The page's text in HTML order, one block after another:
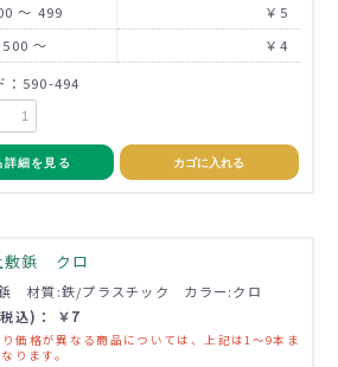
～ 499
￥5
500 ～
￥4
：590-494
詳細を見る カゴに入れる
敷鋲 クロ
材質:鉄/プラスチック カラー:クロ
込)： ￥7
価格が異なる商品については、上記は1～9本ま
ります。